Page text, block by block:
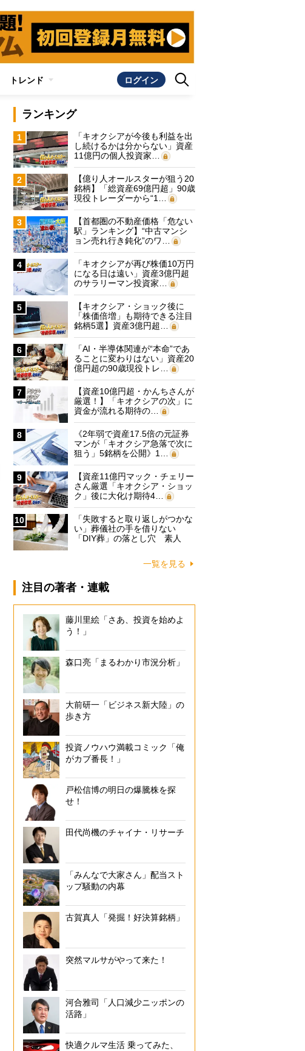
トレンド ログイン
ランキング
1
「キオクシアが今後も利益を出
し続けるかは分からない」資産
11億円の個人投資家…
2
【億り人オールスターが狙う20
銘柄】「総資産69億円超」90歳
現役トレーダーから“1…
3
【首都圏の不動産価格「危ない
駅」ランキング】“中古マンシ
ョン売れ行き鈍化”のワ…
4
「キオクシアが再び株価10万円
になる日は遠い」資産3億円超
のサラリーマン投資家…
5
【キオクシア・ショック後に
「株価倍増」も期待できる注目
銘柄5選】資産3億円超…
6
「AI・半導体関連が“本命”であ
ることに変わりはない」資産20
億円超の90歳現役トレ…
7
【資産10億円超・かんちさんが
厳選！】「キオクシアの次」に
資金が流れる期待の…
8
《2年弱で資産17.5倍の元証券
マンが「キオクシア急落で次に
狙う」5銘柄を公開》1…
9
【資産11億円マック・チェリー
さん厳選「キオクシア・ショッ
ク」後に大化け期待4…
10
「失敗すると取り返しがつかな
い」葬儀社の手を借りない
「DIY葬」の落とし穴 素人
一覧を見る
注目の著者・連載
藤川里絵「さあ、投資を始めよ
う！」
森口亮「まるわかり市況分析」
大前研一「ビジネス新大陸」の
歩き方
投資ノウハウ満載コミック「俺
がカブ番長！」
戸松信博の明日の爆騰株を探
せ！
田代尚機のチャイナ・リサーチ
「みんなで大家さん」配当スト
ップ騒動の内幕
古賀真人「発掘！好決算銘柄」
突然マルサがやって来た！
河合雅司「人口減少ニッポンの
活路」
快適クルマ生活 乗ってみた、